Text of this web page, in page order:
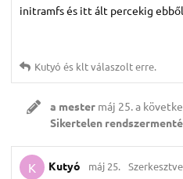
initramfs és itt ált percekig
Kutyó és kltválaszolt erre.
a mester máj 25.a
Sikertelen
K Kutyó máj 25. Szerkesztve